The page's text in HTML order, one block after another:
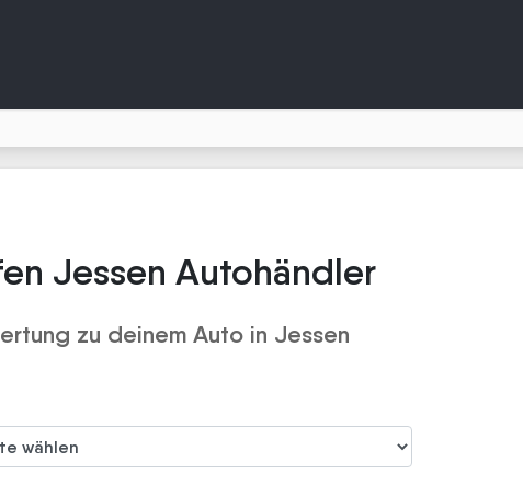
Jessen Autohändler
zu deinem Auto in Jessen